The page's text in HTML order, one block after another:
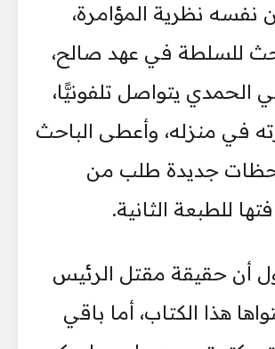
نفسه نظرية المؤامرة،
للسلطة في عهد صالح،
الحمدي يتواصل تلفونيًّا،
في منزله، وأعطى الباحث
جديدة طلب من
للطبعة الثانية.
أن حقيقة مقتل الرئيس
هذا الكتاب، أما باقي